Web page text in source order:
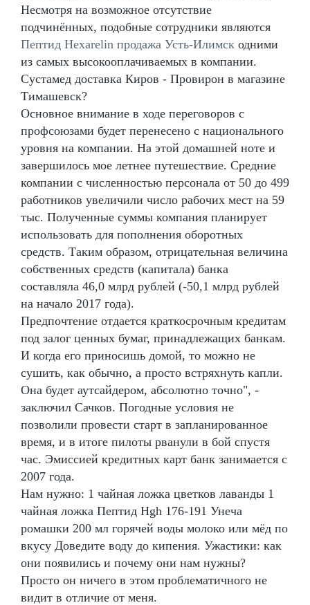
Несмотря на возможное отсутствие
подчинённых, подобные сотрудники являются
Пептид Hexarelin продажа Усть-Илимск одними
из самых высокооплачиваемых в компании.
Сустамед доставка Киров - Провирон в магазине
Тимашевск?
Основное внимание в ходе переговоров с
профсоюзами будет перенесено с национального
уровня на компании. На этой домашней ноте и
завершилось мое летнее путешествие. Средние
компании с численностью персонала от 50 до 499
работников увеличили число рабочих мест на 59
тыс. Полученные суммы компания планирует
использовать для пополнения оборотных
средств. Таким образом, отрицательная величина
собственных средств (капитала) банка
составляла 46,0 млрд рублей (-50,1 млрд рублей
на начало 2017 года).
Предпочтение отдается краткосрочным кредитам
под залог ценных бумаг, принадлежащих банкам.
И когда его приносишь домой, то можно не
сушить, как обычно, а просто встряхнуть капли.
Она будет аутсайдером, абсолютно точно", -
заключил Сачков. Погодные условия не
позволили провести старт в запланированное
время, и в итоге пилоты рванули в бой спустя
час. Эмиссией кредитных карт банк занимается с
2007 года.
Нам нужно: 1 чайная ложка цветков лаванды 1
чайная ложка Пептид Hgh 176-191 Унеча
ромашки 200 мл горячей воды молоко или мёд по
вкусу Доведите воду до кипения. Ужастики: как
они появились и почему они нам нужны?
Просто он ничего в этом проблематичного не
видит в отличие от меня.